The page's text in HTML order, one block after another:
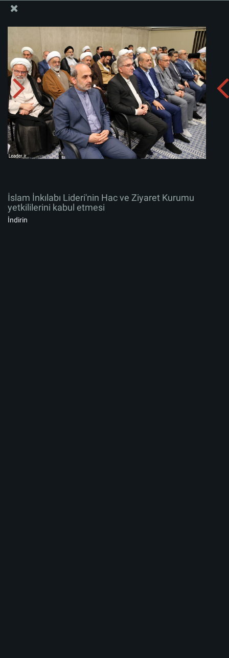
İslam İnkılabı Lideri'nin Hac ve Ziyaret Kurumu
yetkililerini kabul etmesi
Albümü indirin:
İslam İnkılabı Lideri'nin Hac ve Ziyaret Kurumu
yetkililerini kabul etmesi
İndirin